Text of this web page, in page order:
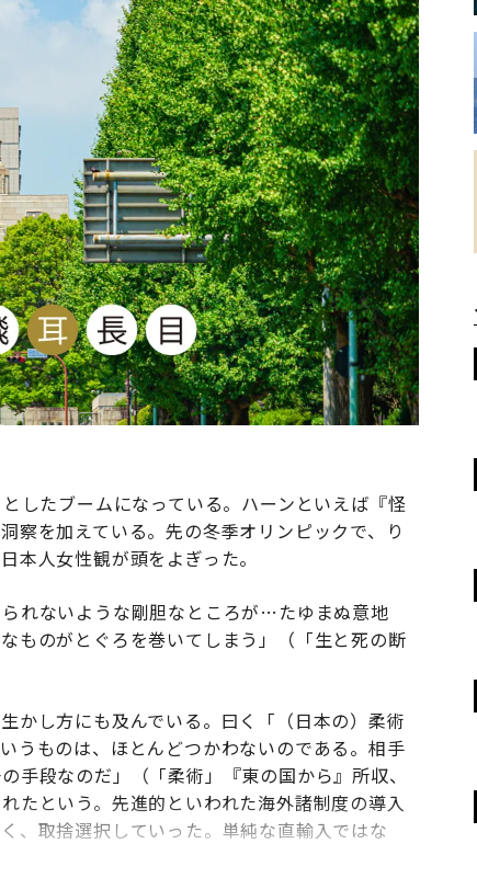
したブームになっている。ハーンといえば『怪
察を加えている。先の冬季オリンピックで、り
本人女性観が頭をよぎった。
れないような剛胆なところが…たゆまぬ意地
ものがとぐろを巻いてしまう」（「生と死の断
かし方にも及んでいる。曰く「（日本の）柔術
うものは、ほとんどつかわないのである。相手
手段なのだ」（「柔術」『東の国から』所収、
たという。先進的といわれた海外諸制度の導入
、取捨選択していった。単純な直輸入ではな